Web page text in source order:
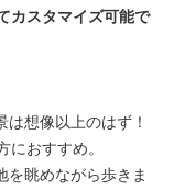
カスタマイズ可能で
想像以上のはず！
おすすめ。
を眺めながら歩きま